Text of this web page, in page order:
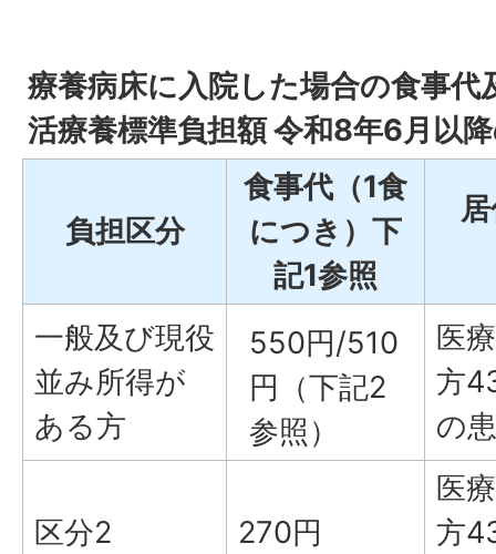
療養病床に入院した場合の食事代
活療養標準負担額 令和8年6月以
負担区分
食事代（1食
につき）下
記1参照
一般及び現役
並み所得が
ある方
550円/510
円（下記2
参照）
医
方
の
区分2 270円
医
方